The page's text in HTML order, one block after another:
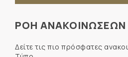
ΡΟΗ ΑΝΑΚΟΙΝΩΣΕΩΝ
Δείτε τις πιο πρόσφατες